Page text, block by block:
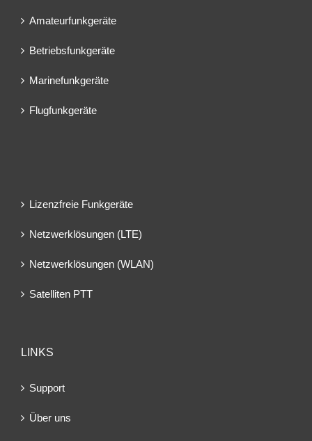
Amateurfunkgeräte
Betriebsfunkgeräte
Marinefunkgeräte
Flugfunkgeräte
Lizenzfreie Funkgeräte
Netzwerklösungen (LTE)
Netzwerklösungen (WLAN)
Satelliten PTT
LINKS
Support
Über uns